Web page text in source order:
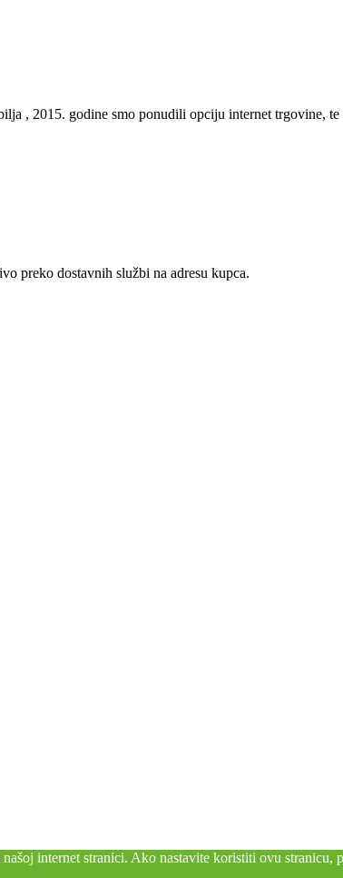
, 2015. godine smo ponudili opciju internet trgovine,
preko dostavnih službi na adresu kupca.
internet stranici. Ako nastavite koristiti ovu stranicu,